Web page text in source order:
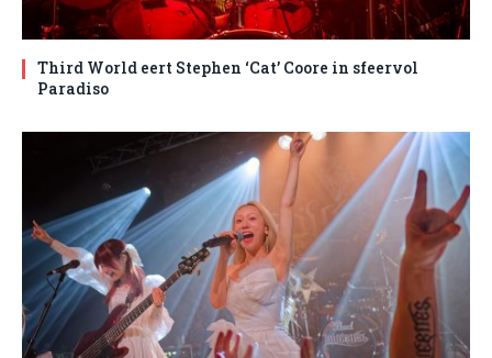
Third World eert Stephen ‘Cat’ Coore in sfeervol
Paradiso